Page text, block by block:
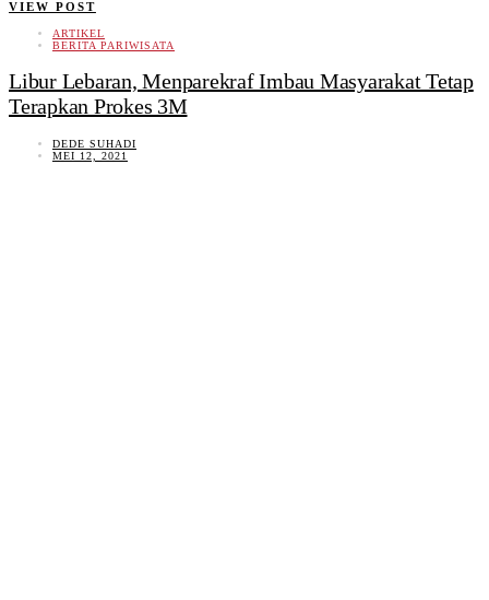
VIEW POST
ARTIKEL
BERITA PARIWISATA
Libur Lebaran, Menparekraf Imbau Masyarakat Tetap
Terapkan Prokes 3M
DEDE SUHADI
MEI 12, 2021